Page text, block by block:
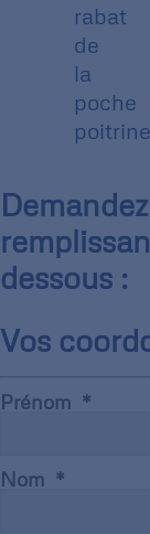
rabat
de
la
poche
dessous :
Vos
Prénom
Nom